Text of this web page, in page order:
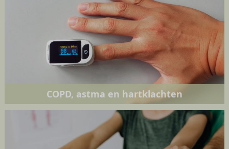
COPD, astma en hartklachten